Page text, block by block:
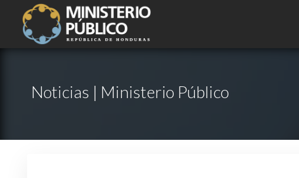
Noticias | Ministerio Público